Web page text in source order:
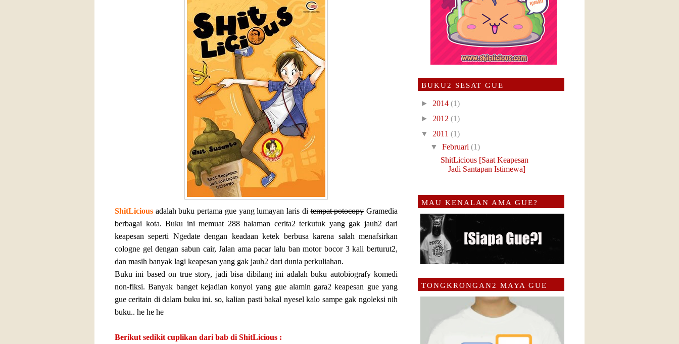
ShitLicious adalah buku pertama gue yang lumayan laris ditempat potocopyGramedia
berbagai kota. Buku ini memuat 288 halaman cerita2 terkutuk yang gak jauh2 dari
keapesan seperti Ngedate dengan keadaan ketek berbusa karena salah menafsirkan
cologne gel dengan sabun cair, Jalan ama pacar lalu ban motor bocor 3 kali berturut2,
dan masih banyak lagi keapesan yang gak jauh2 dari dunia perkuliahan.
Buku ini based on true story, jadi bisa dibilang ini adalah buku autobiografy komedi
non-fiksi. Banyak banget kejadian konyol yang gue alamin gara2 keapesan gue yang
gue ceritain di dalam buku ini. so, kalian pasti bakal nyesel kalo sampe gak ngoleksi nih
buku.. he he he
Berikut sedikit cuplikan dari bab di ShitLicious :
BUKU2 SESAT GUE
► 2014 (1)
► 2012 (1)
▼ 2011 (1)
▼Februari(1)
ShitLicious [Saat Keapesan
Jadi Santapan Istimewa]
MAU KENALAN AMA GUE?
TONGKRONGAN2 MAYA GUE